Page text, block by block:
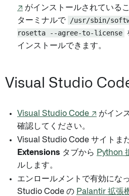
↗ がインストールされている
ターミナルで
/usr/sbin/
rosetta --agree-to-license
インストールできます。
Visual Studio
Visual Studio Code ↗ がイン
確認してください。
Visual Studio Code サイトま
Extensions タブから Python
ルします。
エンロールメントで有効にな
Studio Code の Palantir 拡張